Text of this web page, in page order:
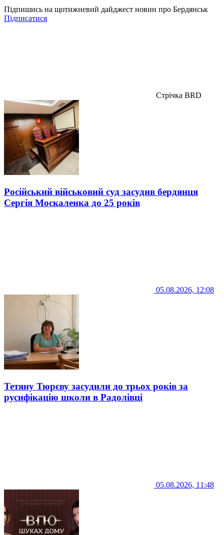
Підпишись на щотижневий дайджест новин про Бердянськ
Підписатися
Стрічка BRD
Російський військовий суд засудив бердянця
Сергія Москаленка до 25 років
05.08.2026, 12:08
Тетяну Тюрєву засудили до трьох років за
русифікацію школи в Радолівці
05.08.2026, 11:48